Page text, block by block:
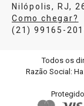
Nilópolis, RJ,
Como chegar?
(21) 99165-
Todos os
Razão Social: